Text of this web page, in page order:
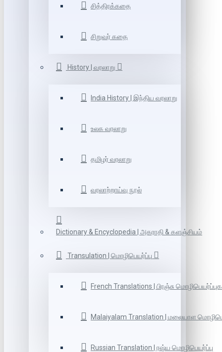
சித்திரக்கதை
சிறுவர் கதை
History | வரலாறு
India History | இந்திய வரலாறு
உலக வரலாறு
தமிழர் வரலாறு
வரலாற்றாய்வு நூல்
Dictionary & Encyclopedia | அகராதி & களஞ்சியம்
Transulation | மொழிபெயர்ப்பு
French Translations | பிரஞ்சு
Malaiyalam Translation | மலையாள
Russian Translation | ரஷ்ய மொழிபெயர்ப்பு